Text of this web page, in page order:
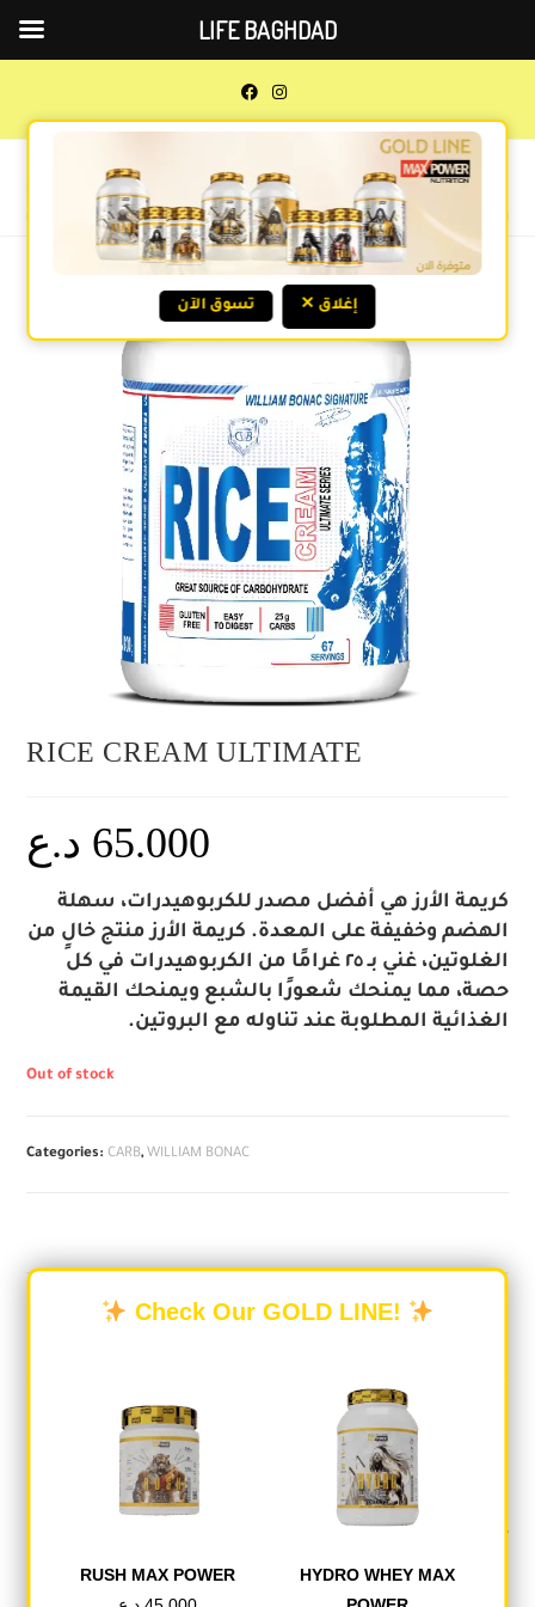
0 MENU
Previous Product Next Product
RICE CREAM ULTIMATE
65.000 د.ع
كريمة الأرز هي أفضل مصدر للكربوهيدرات، سهلة
الهضم وخفيفة على المعدة. كريمة الأرز منتج خالٍ من
الغلوتين، غني بـ ٢٥ غرامًا من الكربوهيدرات في كل
حصة، مما يمنحك شعورًا بالشبع ويمنحك القيمة
الغذائية المطلوبة عند تناوله مع البروتين.
Out of stock
Categories: CARB, WILLIAM BONAC
Description
الوصف كريمة الأرز هي أفضل مصدر للكربوهيدرات،
سهلة الهضم وخفيفة على المعدة. كريمة الأرز منتج
Check Our GOLD LINE!
RUSH MAX POWER
HYDRO WHEY MAX
تسوق الآن ✕ إغلاق
LIFE BAGHDAD